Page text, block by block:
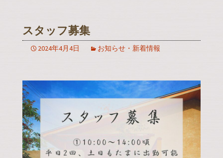
スタッフ募集
2024年4月4日 お知らせ・新着情報